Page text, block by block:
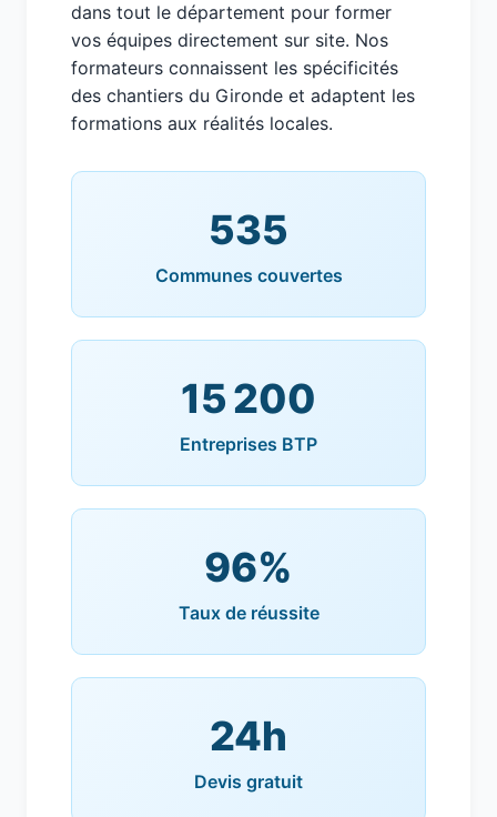
dans tout le département pour former
vos équipes directement sur site. Nos
formateurs connaissent les spécificités
des chantiers du Gironde et adaptent les
formations aux réalités locales.
535
Communes couvertes
15 200
Entreprises BTP
96%
Taux de réussite
24h
Devis gratuit